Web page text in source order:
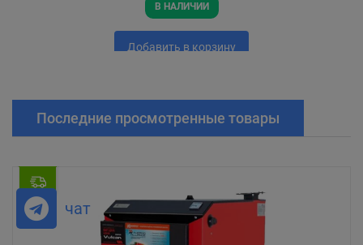
чат
В НАЛИЧИИ
Добавить в корзину
Последние просмотренные товары